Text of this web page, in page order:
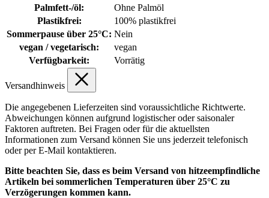
Palmfett-/öl:
Ohne Palmöl
Plastikfrei:
100% plastikfrei
Sommerpause über 25°C: Nein
vegan / vegetarisch:
vegan
Verfügbarkeit:
Vorrätig
Versandhinweis
Die angegebenen Lieferzeiten sind voraussichtliche Richtwerte.
Abweichungen können aufgrund logistischer oder saisonaler
Faktoren auftreten. Bei Fragen oder für die aktuellsten
Informationen zum Versand können Sie uns jederzeit telefonisch
oder per E-Mail kontaktieren.
Bitte beachten Sie, dass es beim Versand von hitzeempfindliche
Artikeln bei sommerlichen Temperaturen über 25°C zu
Verzögerungen kommen kann.